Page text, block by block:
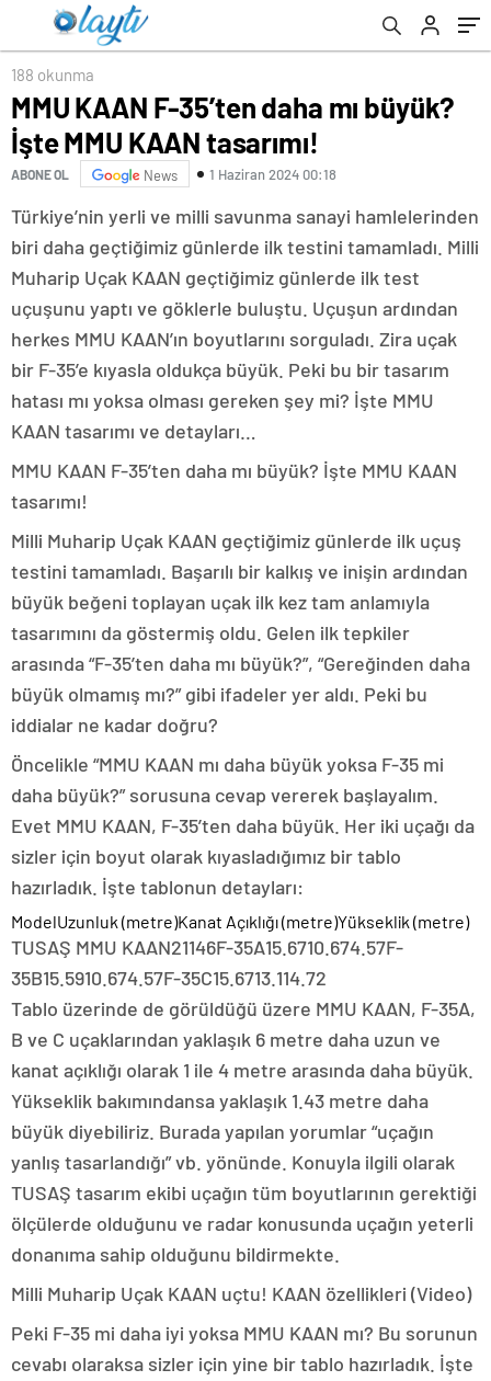
188 okunma
MMU KAAN F-35’ten daha mı büyük?
İşte MMU KAAN tasarımı!
ABONE OL News 1 Haziran 2024 00:18
Türkiye’nin yerli ve milli savunma sanayi hamlelerinden
biri daha geçtiğimiz günlerde ilk testini tamamladı. Milli
Muharip Uçak KAAN geçtiğimiz günlerde ilk test
uçuşunu yaptı ve göklerle buluştu. Uçuşun ardından
herkes MMU KAAN’ın boyutlarını sorguladı. Zira uçak
bir F-35’e kıyasla oldukça büyük. Peki bu bir tasarım
hatası mı yoksa olması gereken şey mi? İşte MMU
KAAN tasarımı ve detayları…
MMU KAAN F-35’ten daha mı büyük? İşte MMU KAAN
tasarımı!
Milli Muharip Uçak KAAN geçtiğimiz günlerde ilk uçuş
testini tamamladı. Başarılı bir kalkış ve inişin ardından
büyük beğeni toplayan uçak ilk kez tam anlamıyla
tasarımını da göstermiş oldu. Gelen ilk tepkiler
arasında “F-35’ten daha mı büyük?”, “Gereğinden daha
büyük olmamış mı?” gibi ifadeler yer aldı. Peki bu
iddialar ne kadar doğru?
Öncelikle “MMU KAAN mı daha büyük yoksa F-35 mi
daha büyük?” sorusuna cevap vererek başlayalım.
Evet MMU KAAN, F-35’ten daha büyük. Her iki uçağı da
sizler için boyut olarak kıyasladığımız bir tablo
hazırladık. İşte tablonun detayları:
ModelUzunluk (metre)Kanat Açıklığı (metre)Yükseklik (metre)
TUSAŞ MMU KAAN21146F-35A15.6710.674.57F-
35B15.5910.674.57F-35C15.6713.114.72
Tablo üzerinde de görüldüğü üzere MMU KAAN, F-35A,
B ve C uçaklarından yaklaşık 6 metre daha uzun ve
kanat açıklığı olarak 1 ile 4 metre arasında daha büyük.
Yükseklik bakımındansa yaklaşık 1.43 metre daha
büyük diyebiliriz. Burada yapılan yorumlar “uçağın
yanlış tasarlandığı” vb. yönünde. Konuyla ilgili olarak
TUSAŞ tasarım ekibi uçağın tüm boyutlarının gerektiği
ölçülerde olduğunu ve radar konusunda uçağın yeterli
donanıma sahip olduğunu bildirmekte.
Milli Muharip Uçak KAAN uçtu! KAAN özellikleri (Video)
Peki F-35 mi daha iyi yoksa MMU KAAN mı? Bu sorunun
cevabı olaraksa sizler için yine bir tablo hazırladık. İşte